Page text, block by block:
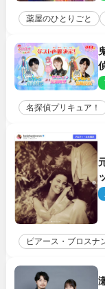
薬屋のひとりごと
名探偵プリキュア！
ピアース・ブロスナ